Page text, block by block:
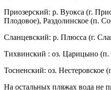
Приозерский: р. Вуокса (г.
Плодовое), Раздолинское (п.
Сланцевский: р. Плюсса (г.
Тихвинский : оз. Царицыно
Тосненский: оз.
На остальных пляжах вода не